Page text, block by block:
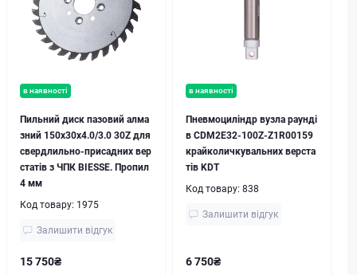
в наявності
Пильний диск пазовий алма
зний 150х30х4.0/3.0 30Z для
свердлильно-присадних вер
статів з ЧПК BIESSE. Пропил
4 мм
Код товару: 1975
Залишити відгук
15 750₴
в наявності
Пневмоциліндр вузла раунді
в CDM2E32-100Z-Z1R00159
крайколичкувальних верста
тів KDT
Код товару: 838
Залишити відгук
6 750₴